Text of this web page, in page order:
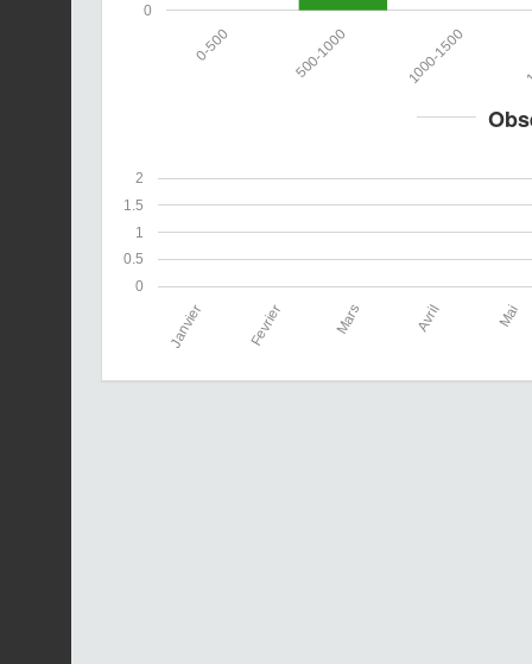
0
1000-1500
500-1000
0-500
0
0.5
1
1.5
2
Mai
Avril
Mars
Fevrier
Janvier